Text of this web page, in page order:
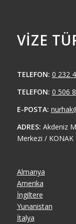
VIZE
TELEFON: 0 232
TELEFON: 0 506
E-POSTA:
ADRES: Akdeniz
Merkezi / KONAK
Almanya
Amerika
İngiltere
Yunanistan
İtalya